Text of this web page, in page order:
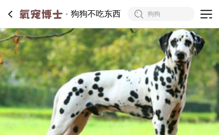
狗狗不吃东西